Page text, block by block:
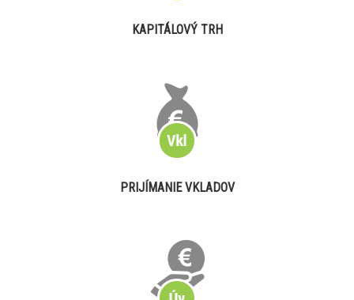
KAPITÁLOVÝ TRH
PRIJÍMANIE VKLADOV